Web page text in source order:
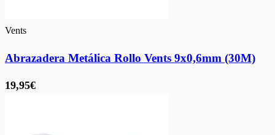
Vents
Abrazadera Metálica Rollo Vents 9x0,6mm (30M)
19,95€